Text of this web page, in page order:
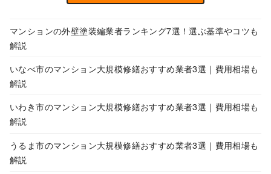
マンションの外壁塗装編業者ランキング7選！選ぶ基準やコツも
解説
いなべ市のマンション大規模修繕おすすめ業者3選｜費用相場も
解説
いわき市のマンション大規模修繕おすすめ業者3選｜費用相場も
解説
うるま市のマンション大規模修繕おすすめ業者3選｜費用相場も
解説